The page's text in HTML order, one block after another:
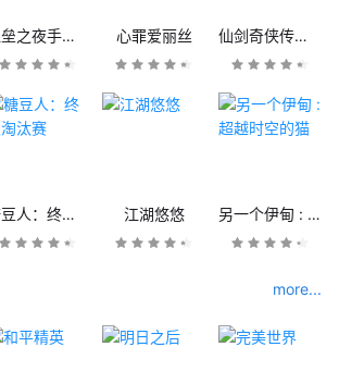
堡垒之夜手机版 心罪爱丽丝 仙剑奇侠传九野
糖豆人：终极淘汰赛 江湖悠悠 另一个伊甸 : 超越时空的猫
more...